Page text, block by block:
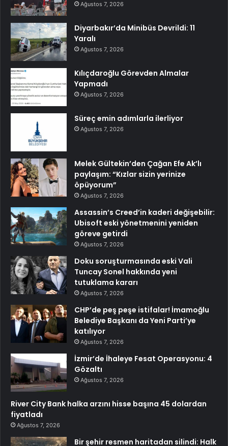
Ağustos 7, 2026
Diyarbakır’da Minibüs Devrildi: 11
Yaralı
Ağustos 7, 2026
Kılıçdaroğlu Görevden Almalar
Yapmadı
Ağustos 7, 2026
Süreç emin adımlarla ilerliyor
Ağustos 7, 2026
Melek Gültekin’den Çağan Efe Ak’lı
paylaşım: “Kızlar sizin yerinize
öpüyorum”
Ağustos 7, 2026
Assassin’s Creed’in kaderi değişebilir:
Ubisoft eski yönetmenini yeniden
göreve getirdi
Ağustos 7, 2026
Doku soruşturmasında eski Vali
Tuncay Sonel hakkında yeni
tutuklama kararı
Ağustos 7, 2026
CHP’de peş peşe istifalar! İmamoğlu
Belediye Başkanı da Yeni Parti’ye
katılıyor
Ağustos 7, 2026
İzmir’de İhaleye Fesat Operasyonu: 4
Gözaltı
Ağustos 7, 2026
River City Bank halka arzını hisse başına 45 dolardan
fiyatladı
Ağustos 7, 2026
Bir şehir resmen haritadan silindi: Halk